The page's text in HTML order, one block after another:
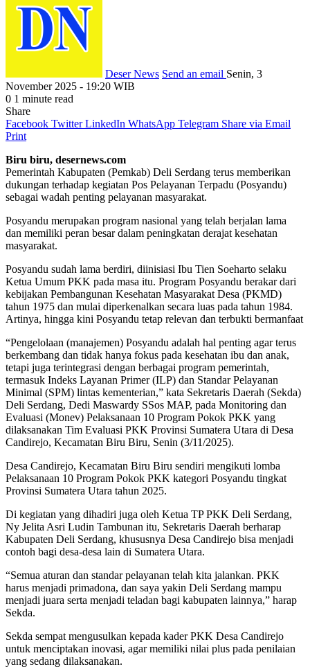
Deser News Send an email Senin, 3
November 2025 - 19:20 WIB
0 1 minute read
Share
Facebook Twitter LinkedIn WhatsApp Telegram Share via Email
Print
Biru biru, desernews.com
Pemerintah Kabupaten (Pemkab) Deli Serdang terus memberikan
dukungan terhadap kegiatan Pos Pelayanan Terpadu (Posyandu)
sebagai wadah penting pelayanan masyarakat.
Posyandu merupakan program nasional yang telah berjalan lama
dan memiliki peran besar dalam peningkatan derajat kesehatan
masyarakat.
Posyandu sudah lama berdiri, diinisiasi Ibu Tien Soeharto selaku
Ketua Umum PKK pada masa itu. Program Posyandu berakar dari
kebijakan Pembangunan Kesehatan Masyarakat Desa (PKMD)
tahun 1975 dan mulai diperkenalkan secara luas pada tahun 1984.
Artinya, hingga kini Posyandu tetap relevan dan terbukti bermanfaat
“Pengelolaan (manajemen) Posyandu adalah hal penting agar terus
berkembang dan tidak hanya fokus pada kesehatan ibu dan anak,
tetapi juga terintegrasi dengan berbagai program pemerintah,
termasuk Indeks Layanan Primer (ILP) dan Standar Pelayanan
Minimal (SPM) lintas kementerian,” kata Sekretaris Daerah (Sekda)
Deli Serdang, Dedi Maswardy SSos MAP, pada Monitoring dan
Evaluasi (Monev) Pelaksanaan 10 Program Pokok PKK yang
dilaksanakan Tim Evaluasi PKK Provinsi Sumatera Utara di Desa
Candirejo, Kecamatan Biru Biru, Senin (3/11/2025).
Desa Candirejo, Kecamatan Biru Biru sendiri mengikuti lomba
Pelaksanaan 10 Program Pokok PKK kategori Posyandu tingkat
Provinsi Sumatera Utara tahun 2025.
Di kegiatan yang dihadiri juga oleh Ketua TP PKK Deli Serdang,
Ny Jelita Asri Ludin Tambunan itu, Sekretaris Daerah berharap
Kabupaten Deli Serdang, khususnya Desa Candirejo bisa menjadi
contoh bagi desa-desa lain di Sumatera Utara.
“Semua aturan dan standar pelayanan telah kita jalankan. PKK
harus menjadi primadona, dan saya yakin Deli Serdang mampu
menjadi juara serta menjadi teladan bagi kabupaten lainnya,” harap
Sekda.
Sekda sempat mengusulkan kepada kader PKK Desa Candirejo
untuk menciptakan inovasi, agar memiliki nilai plus pada penilaian
yang sedang dilaksanakan.